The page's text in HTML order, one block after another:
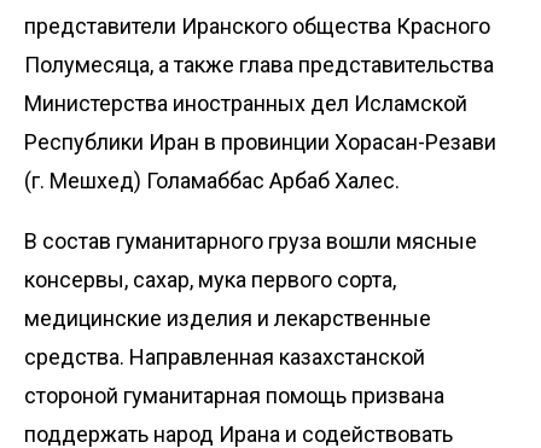
представители Иранского общества Красного
Полумесяца, а также глава представительства
Министерства иностранных дел Исламской
Республики Иран в провинции Хорасан-Резави
(г. Мешхед) Голамаббас Арбаб Халес.
В состав гуманитарного груза вошли мясные
консервы, сахар, мука первого сорта,
медицинские изделия и лекарственные
средства. Направленная казахстанской
стороной гуманитарная помощь призвана
поддержать народ Ирана и содействовать